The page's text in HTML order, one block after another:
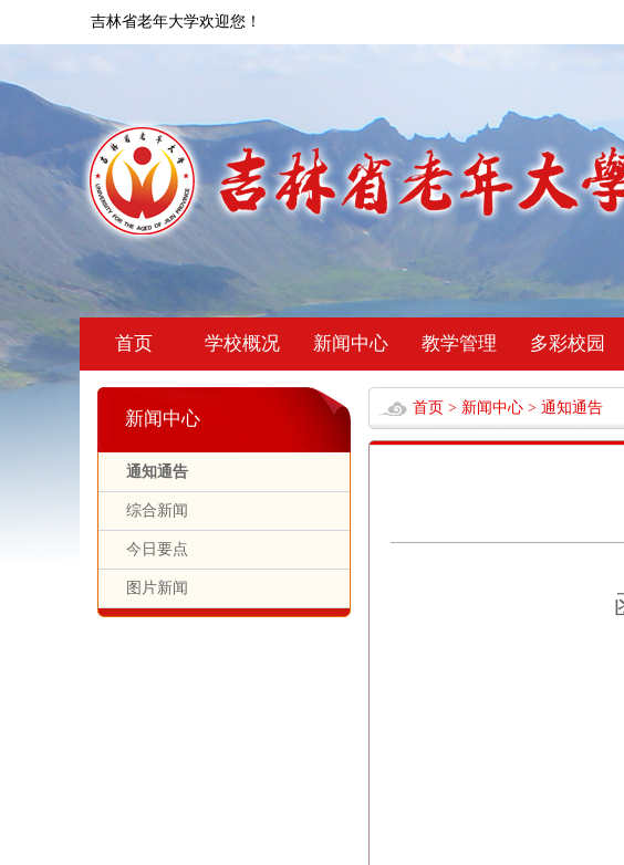
吉林省老年大学欢迎您！
首页 学校概况 新闻中心 教学管理 多彩校园
新闻中心
通知通告
综合新闻
今日要点
图片新闻
首页 > 新闻中心 > 通知通告